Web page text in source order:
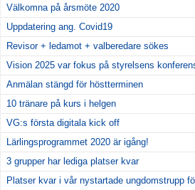
Välkomna på årsmöte 2020
Uppdatering ang. Covid19
Revisor + ledamot + valberedare sökes
Vision 2025 var fokus på styrelsens
Anmälan stängd för höstterminen
10 tränare på kurs i helgen
VG:s första digitala kick off
Lärlingsprogrammet 2020 är igång!
3 grupper har lediga platser kvar
Platser kvar i vår nystartade ungdomstrupp